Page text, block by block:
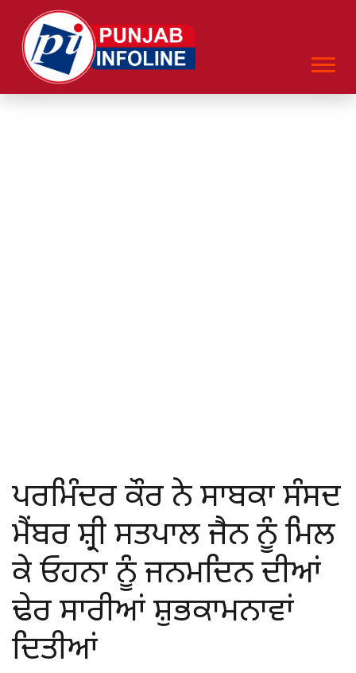
ਪਰਮਿੰਦਰ ਕੌਰ ਨੇ ਸਾਬਕਾ ਸੰਸਦ
ਮੈਂਬਰ ਸ਼੍ਰੀ ਸਤਪਾਲ ਜੈਨ ਨੂੰ ਮਿਲ
ਕੇ ਓਹਨਾ ਨੂੰ ਜਨਮਦਿਨ ਦੀਆਂ
ਢੇਰ ਸਾਰੀਆਂ ਸ਼ੁਭਕਾਮਨਾਵਾਂ
ਦਿਤੀਆਂ